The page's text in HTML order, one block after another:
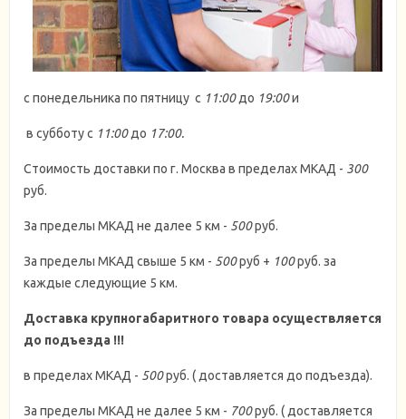
с понедельника по пятницу с 11:00до 19:00и
в субботу с 11:00до 17:00.
Стоимость доставки по г. Москва в пределах МКАД - 300
руб.
За пределы МКАД не далее 5 км - 500руб.
За пределы МКАД свыше 5 км - 500руб + 100руб. за
каждые следующие 5 км.
Доставка крупногабаритного товара осуществляется
до подъезда !!!
в пределах МКАД - 500руб. ( доставляется до подъезда).
За пределы МКАД не далее 5 км - 700руб. ( доставляется